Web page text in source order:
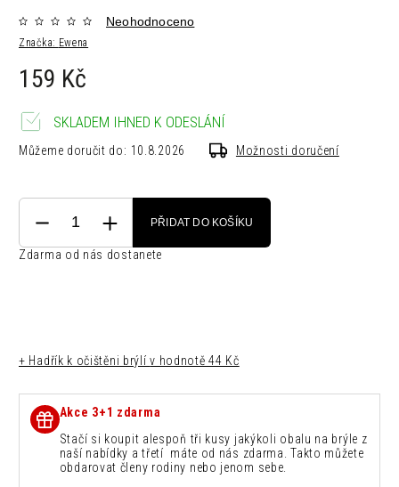
Značka: Ewena
Neohodnoceno
159 Kč
SKLADEM IHNED K ODESLÁNÍ
Můžeme doručit do: 10.8.2026 Možnosti doručení
PŘIDAT DO KOŠÍKU
Zdarma od nás dostanete
+ Hadřík k očištěni brýlív hodnotě 44 Kč
Akce 3+1 zdarma
Stačí si koupit alespoň tři kusy jakýkoli obalu na brýle z
naší nabídky a třetí máte od nás zdarma. Takto můžete
obdarovat členy rodiny nebo jenom sebe.